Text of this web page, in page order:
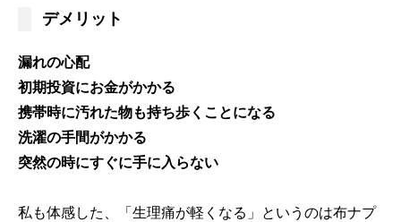
デメリット
漏れの心配
初期投資にお金がかかる
携帯時に汚れた物も持ち歩くことになる
洗濯の手間がかかる
突然の時にすぐに手に入らない
私も体感した、「生理痛が軽くなる」というのは布ナプ